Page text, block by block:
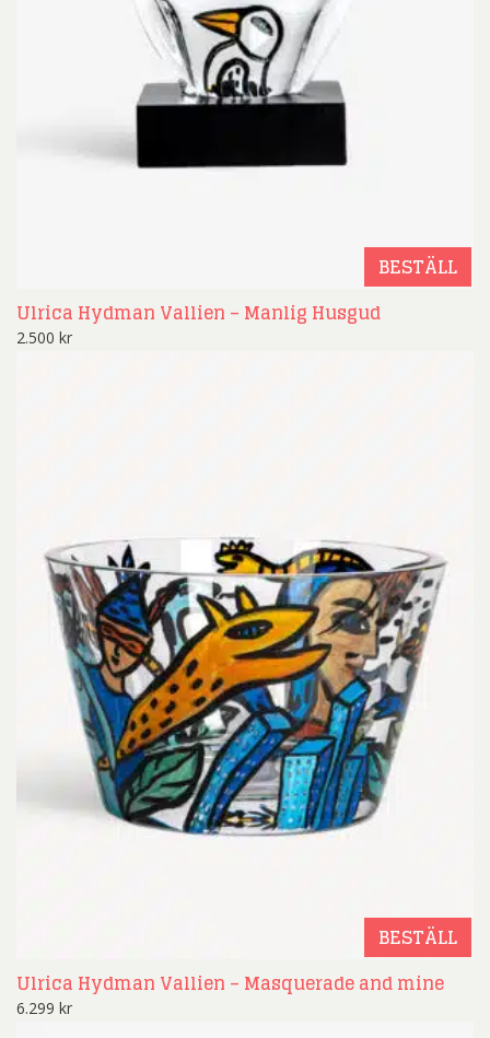
BESTÄLL
Ulrica Hydman Vallien – Manlig Husgud
2.500 kr
BESTÄLL
Ulrica Hydman Vallien – Masquerade and mine
6.299 kr